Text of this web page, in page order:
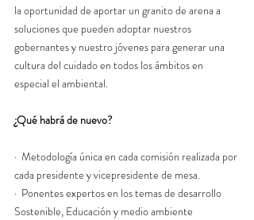
la oportunidad de aportar un granito de arena a
soluciones que pueden adoptar nuestros
gobernantes y nuestro jóvenes para generar una
cultura del cuidado en todos los ámbitos en
especial el ambiental.
¿Qué habrá de nuevo?
·  Metodología única en cada comisión realizada por
cada presidente y vicepresidente de mesa.
·  Ponentes expertos en los temas de desarrollo
Sostenible, Educación y medio ambiente